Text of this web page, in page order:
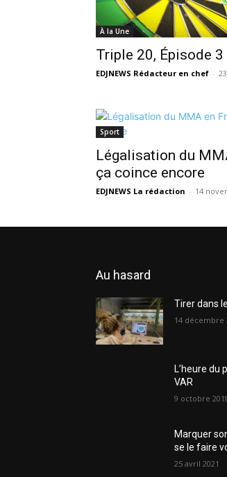
À la Une
Triple 20, Épisode 3
EDJNEWS Rédacteur en chef -
Sport
Légalisation du
ça coince encore
EDJNEWS La rédaction - 14
Au hasard
Tirer dans
14 décembre
L’heure du
VAR
9 octobre
Marquer
se le faire
25 avril 2021